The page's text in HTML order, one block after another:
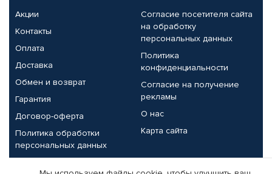
Акции
Контакты
Оплата
Доставка
Обмен и возврат
Гарантия
Договор-оферта
Политика обработки
персональных данных
Согласие посетителя сайта
на обработку
персональных данных
Политика
конфиденциальности
Согласие на получение
рекламы
О нас
Карта сайта